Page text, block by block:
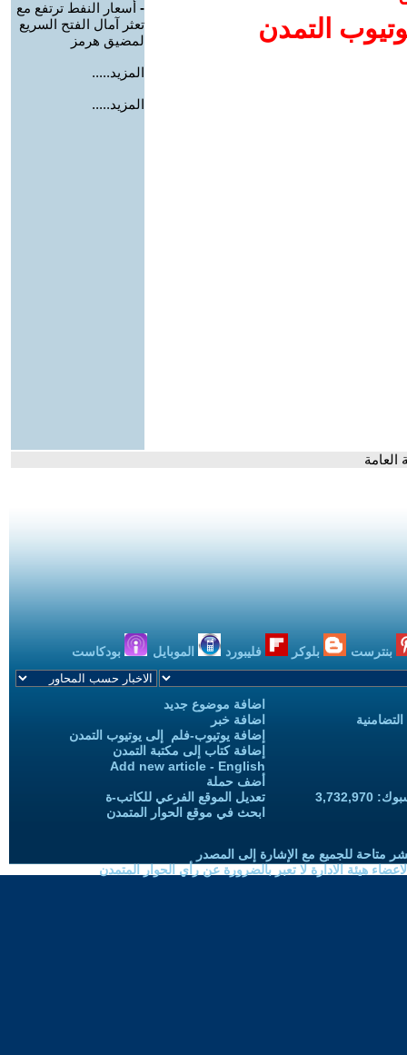
التمدن
- أسعار النفط ترتفع مع
تعثر آمال الفتح السريع
لمضيق هرمز
المزيد.....
المزيد.....
بنترست بلوكر فليبورد الموبايل بودكاست
اضافة موضوع جديد
اضافة خبر
إضافة يوتيوب-فلم إلى يوتيوب التمدن
إضافة كتاب إلى مكتبة التمدن
Add new article - English
أضف حملة
تعديل الموقع الفرعي للكاتب-ة
ابحث في موقع الحوار المتمدن
متاحة للجميع مع الإشارة إلى المصدر
هيئة الادارة لا تعبر بالضرورة عن رأي الحوار المتمدن